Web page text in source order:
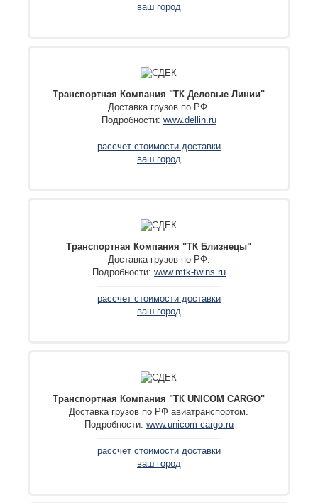
ваш город
Транспортная Компания "ТК Деловые Линии"
Доставка грузов по РФ.
Подробности: www.dellin.ru
рассчет стоимости доставки
ваш город
Транспортная Компания "ТК Близнецы"
Доставка грузов по РФ.
Подробности: www.mtk-twins.ru
рассчет стоимости доставки
ваш город
Транспортная Компания "ТК UNICOM CARGO"
Доставка грузов по РФ авиатранспортом.
Подробности: www.unicom-cargo.ru
рассчет стоимости доставки
ваш город